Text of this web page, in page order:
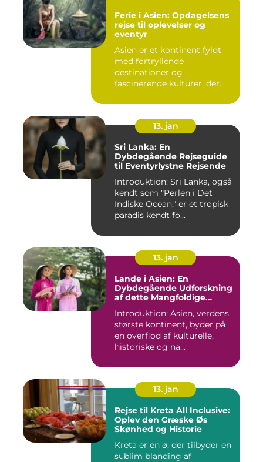
Ferie i Asien: Opdagelsens
rejse til oplevelser og
eventyr
Asien er et kontinent fyldt
med fortryllende
destinationer og
fascinerende kulturer, der
13. jan
Sri Lanka: En
Dybdegående Rejseguide
til Eventyrlystne Rejsende
Introduktion: Sri Lanka, også
kendt som "Perlen i Det
Indiske Ocean," er et tropisk
paradis kendt fo...
13. jan
Lande i Asien: En
Dybdegående Udforskning
af dette Mangfoldige
Introduktion: Asien, verdens
største kontinent, byder på
en overflod af kulturelle,
historiske og na...
13. jan
Rejse til Kreta All Inclusive:
Oplev den Græske Øs
Skønhed og Historie
Kreta er en ø, der tilbyder en
sublim blanding af